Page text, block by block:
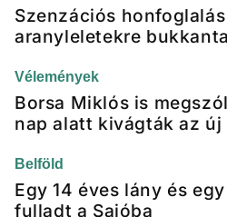
Szenzációs
aranyleletekre
Vélemények
Borsa Miklós is
nap alatt kivágták az
Belföld
Egy 14 éves lány és
fulladt a Sajóba